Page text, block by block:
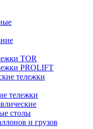
TOR
PROLIFT
тележки
тележки
столы
и грузов